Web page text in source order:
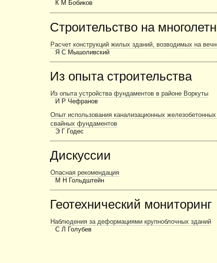
К М Бобиков
Строительство на
Расчет конструкций жилых зданий, возводимых на
Я С Мышоливский
Из опыта строительства
Из опыта устройства фундаментов в районе Воркуты
И Р Чефранов
Опыт использования канализационных
свайных фундаментов
Э Г Годес
Дискуссии
Опасная рекомендация
М Н Гольдштейн
Геотехнический мониторинг
Наблюдения за деформациями крупноблочных зданий
С Л Голубев